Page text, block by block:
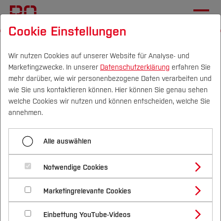
Campus Personen DE|EN Quicklinks
Studium
Studienangebote
Bachelorstudiengänge
Masterstudiengänge
Vor dem Studium
Bewerben & Einschreiben
Bewerbungsportal
Im Studium
Studienbüros und Prüfungen
Nach dem Studium
Forschung & Transfer
Profil
Forschungs- und Transferprofil
Schwerpunkte (FuT)
Beratung & Förderung
Nachhaltigkeit
Nachhaltigkeit studieren
International
Fachgebiete
Institut für Elektromobilität
Menü aufklappen
SciLABS - Vorstudie zu Smart City
Labs - Ruhr
Ziel des Projekts:Vorstudie zum späteren Impuls-
Cookie Einstellungen
Wir nutzen Cookies auf unserer Website für Analyse- und
Marketingzwecke. In unserer Datenschutzerklärung erfahren Sie
mehr darüber, wie wir personenbezogene Daten verarbeiten und
wie Sie uns kontaktieren können. Hier können Sie genau sehen
welche Cookies wir nutzen und können entscheiden, welche Sie
annehmen.
Alle auswählen
Notwendige Cookies
Marketingrelevante Cookies
Einbettung YouTube-Videos